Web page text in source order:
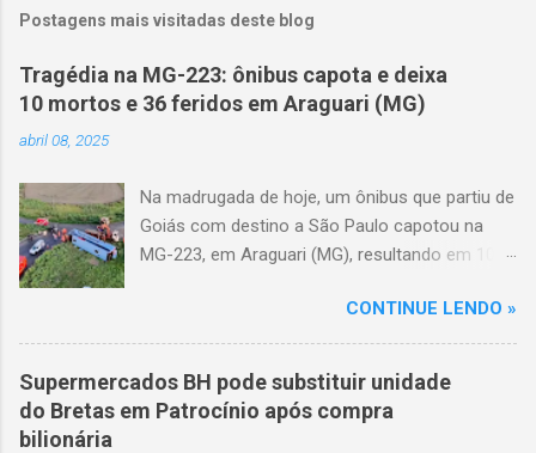
Postagens mais visitadas deste blog
Tragédia na MG-223: ônibus capota e deixa
10 mortos e 36 feridos em Araguari (MG)
abril 08, 2025
Na madrugada de hoje, um ônibus que partiu de
Goiás com destino a São Paulo capotou na
MG-223, em Araguari (MG), resultando em 10
volta das 3h40, próximo ao trevo de Queixinho,
quando o motorista perdeu o controle do
veículo, atravessou o canteiro central e
capotou em uma alça de acesso. Entre as
vítimas fatais, há duas crianças de
CONTINUE LENDO »
Supermercados BH pode substituir unidade
do Bretas em Patrocínio após compra
bilionária